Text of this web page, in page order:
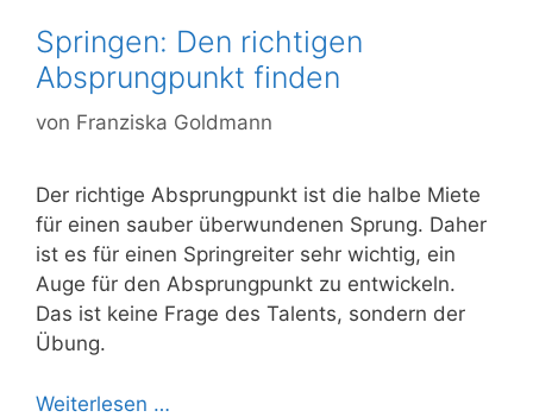
Springen: Den richtigen
Absprungpunkt finden
von Franziska Goldmann
Der richtige Absprungpunkt ist die halbe Miete
für einen sauber überwundenen Sprung. Daher
ist es für einen Springreiter sehr wichtig, ein
Auge für den Absprungpunkt zu entwickeln.
Das ist keine Frage des Talents, sondern der
Übung.
Weiterlesen …